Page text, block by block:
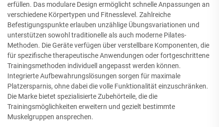
erfüllen. Das modulare Design ermöglicht schnelle Anpassungen an
verschiedene Körpertypen und Fitnesslevel. Zahlreiche
Befestigungspunkte erlauben unzählige Übungsvariationen und
unterstützen sowohl traditionelle als auch moderne Pilates-
Methoden. Die Geräte verfügen über verstellbare Komponenten, die
für spezifische therapeutische Anwendungen oder fortgeschrittene
Trainingsmethoden individuell angepasst werden können.
Integrierte Aufbewahrungslösungen sorgen für maximale
Platzersparnis, ohne dabei die volle Funktionalität einzuschränken.
Die Marke bietet spezialisierte Zubehörteile, die die
Trainingsmöglichkeiten erweitern und gezielt bestimmte
Muskelgruppen ansprechen.